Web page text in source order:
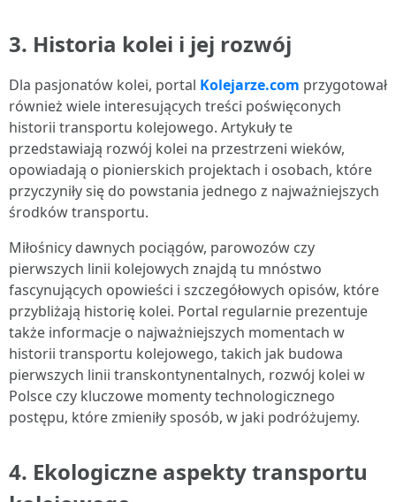
3. Historia kolei i jej rozwój
Dla pasjonatów kolei, portal Kolejarze.com przygotował
również wiele interesujących treści poświęconych
historii transportu kolejowego. Artykuły te
przedstawiają rozwój kolei na przestrzeni wieków,
opowiadają o pionierskich projektach i osobach, które
przyczyniły się do powstania jednego z najważniejszych
środków transportu.
Miłośnicy dawnych pociągów, parowozów czy
pierwszych linii kolejowych znajdą tu mnóstwo
fascynujących opowieści i szczegółowych opisów, które
przybliżają historię kolei. Portal regularnie prezentuje
także informacje o najważniejszych momentach w
historii transportu kolejowego, takich jak budowa
pierwszych linii transkontynentalnych, rozwój kolei w
Polsce czy kluczowe momenty technologicznego
postępu, które zmieniły sposób, w jaki podróżujemy.
4. Ekologiczne aspekty transportu